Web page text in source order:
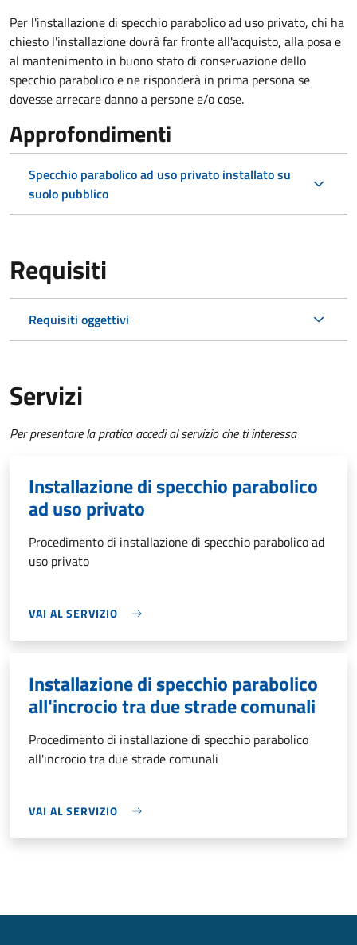
Per l'installazione di specchio parabolico ad uso privato, chi ha
chiesto l'installazione dovrà far fronte all'acquisto, alla posa e
al mantenimento in buono stato di conservazione dello
specchio parabolico e ne risponderà in prima persona se
dovesse arrecare danno a persone e/o cose.
Approfondimenti
Specchio parabolico ad uso privato installato su
suolo pubblico
Requisiti
Requisiti oggettivi
Servizi
Per presentare la pratica accedi al servizio che ti interessa
Installazione di specchio parabolico
ad uso privato
Procedimento di installazione di specchio parabolico ad
uso privato
VAI AL SERVIZIO
Installazione di specchio parabolico
all'incrocio tra due strade comunali
Procedimento di installazione di specchio parabolico
all'incrocio tra due strade comunali
VAI AL SERVIZIO